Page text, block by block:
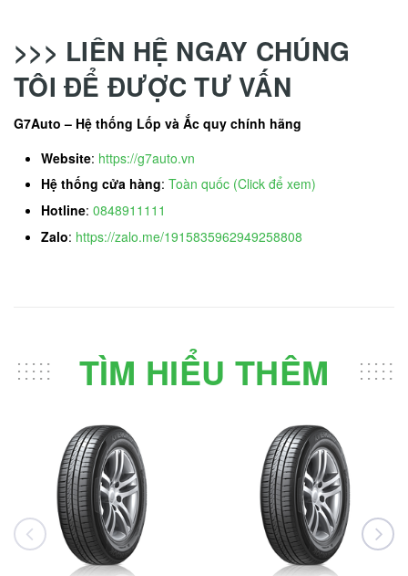
>>> LIÊN HỆ NGAY CHÚNG
TÔI ĐỂ ĐƯỢC TƯ VẤN
G7Auto – Hệ thống Lốp và Ắc quy chính hãng
Website: https://g7auto.vn
Hệ thống cửa hàng: Toàn quốc (Click để xem)
Hotline: 0848911111
Zalo: https://zalo.me/1915835962949258808
TÌM HIỂU THÊM